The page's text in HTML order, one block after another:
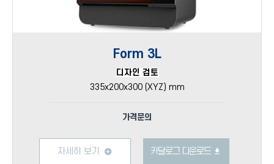
Form 3L
디자인 검토
335x200x300 (XYZ) mm
가격문의
자세히 보기 카달로그 다운로드